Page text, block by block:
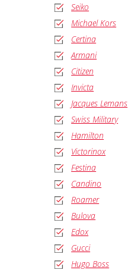
Seiko
Michael Kors
Certina
Armani
Citizen
Invicta
Jacques Lemans
Swiss Military
Hamilton
Victorinox
Festina
Candino
Roamer
Bulova
Edox
Gucci
Hugo Boss